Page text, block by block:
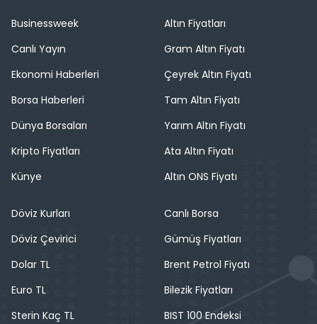
Businessweek
Canlı Yayın
Ekonomi Haberleri
Borsa Haberleri
Dünya Borsaları
Kripto Fiyatları
Künye
Altın Fiyatları
Gram Altın Fiyatı
Çeyrek Altın Fiyatı
Tam Altın Fiyatı
Yarım Altın Fiyatı
Ata Altın Fiyatı
Altın ONS Fiyatı
Döviz Kurları
Döviz Çevirici
Dolar TL
Euro TL
Sterin Kaç TL
Canlı Borsa
Gümüş Fiyatları
Brent Petrol Fiyatı
Bilezik Fiyatları
BIST 100 Endeksi